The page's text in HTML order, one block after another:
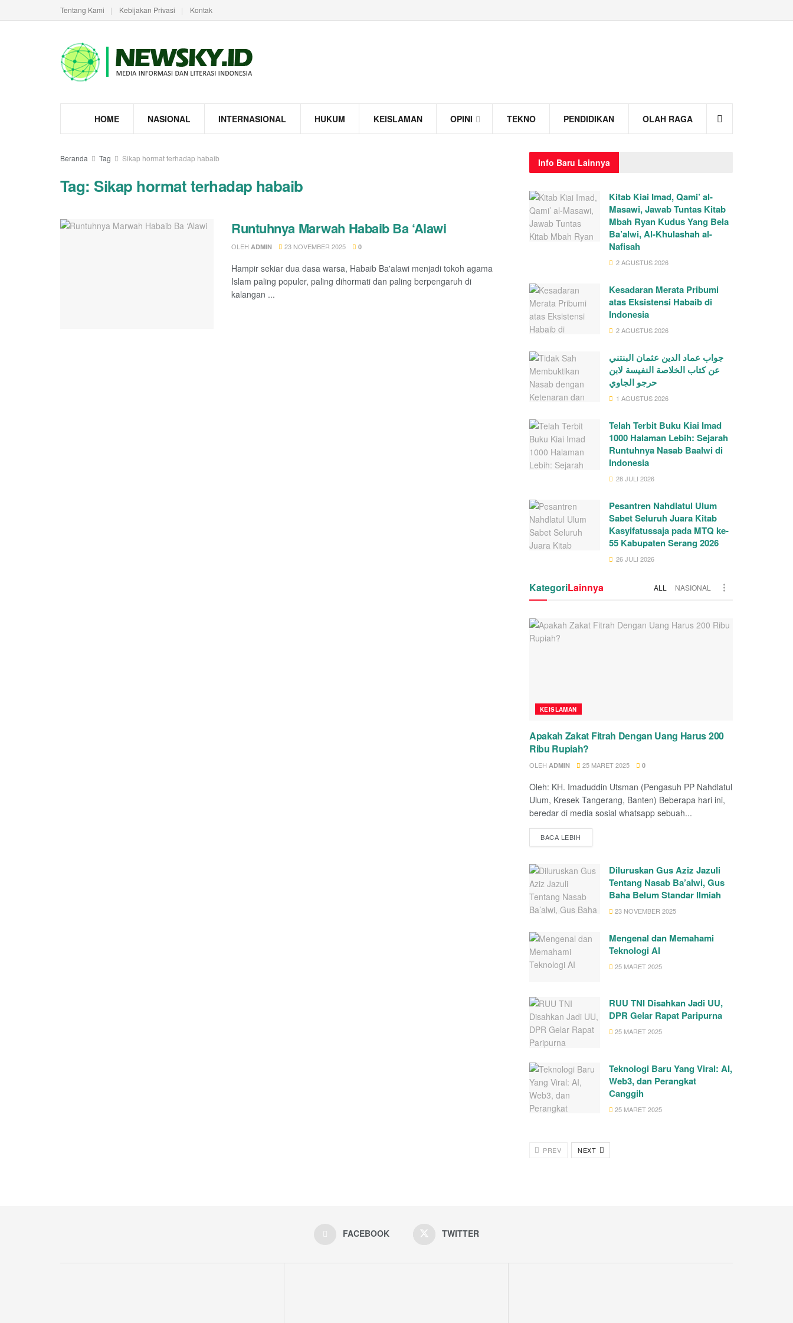
Tentang Kami Kebijakan Privasi Kontak
HOME NASIONAL INTERNASIONAL HUKUM KEISLAMAN OPINI TEKNO PENDIDIKAN OLAH RAGA
Beranda Tag Sikap hormat terhadap habaib
Tag: Sikap hormat terhadap habaib
Runtuhnya Marwah Habaib Ba ‘Alawi
OLEH ADMIN 23 NOVEMBER 2025 0
Hampir sekiar dua dasa warsa, Habaib Ba'alawi menjadi tokoh agama
Islam paling populer, paling dihormati dan paling berpengaruh di
kalangan ...
Info Baru Lainnya
Kitab Kiai Imad, Qami’ al-
Masawi, Jawab Tuntas Kitab
Mbah Ryan Kudus Yang Bela
Ba’alwi, Al-Khulashah al-
Nafisah
2 AGUSTUS 2026
Kesadaran Merata Pribumi
atas Eksistensi Habaib di
Indonesia
2 AGUSTUS 2026
جواب عماد الدين عثمان البنتني
عن كتاب الخلاصة النفيسة لابن
حرجو الجاوي
1 AGUSTUS 2026
Telah Terbit Buku Kiai Imad
1000 Halaman Lebih: Sejarah
Runtuhnya Nasab Baalwi di
Indonesia
28 JULI 2026
Pesantren Nahdlatul Ulum
Sabet Seluruh Juara Kitab
Kasyifatussaja pada MTQ ke-
55 Kabupaten Serang 2026
26 JULI 2026
KategoriLainnya ALL NASIONAL
KEISLAMAN
Apakah Zakat Fitrah Dengan Uang Harus 200
Ribu Rupiah?
OLEH ADMIN 25 MARET 2025 0
Oleh: KH. Imaduddin Utsman (Pengasuh PP Nahdlatul
Ulum, Kresek Tangerang, Banten) Beberapa hari ini,
beredar di media sosial whatsapp sebuah...
BACA LEBIH
Diluruskan Gus Aziz Jazuli
Tentang Nasab Ba’alwi, Gus
Baha Belum Standar Ilmiah
23 NOVEMBER 2025
Mengenal dan Memahami
Teknologi AI
25 MARET 2025
RUU TNI Disahkan Jadi UU,
DPR Gelar Rapat Paripurna
25 MARET 2025
Teknologi Baru Yang Viral: AI,
Web3, dan Perangkat
Canggih
25 MARET 2025
PREV NEXT
FACEBOOK TWITTER